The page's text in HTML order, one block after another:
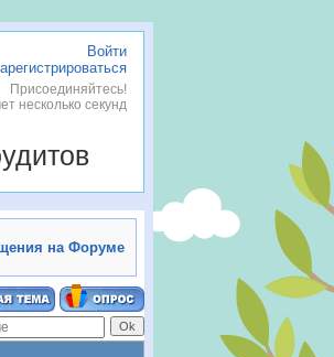
Войти
Присоединяйтесь!
несколько секунд
на Форуме